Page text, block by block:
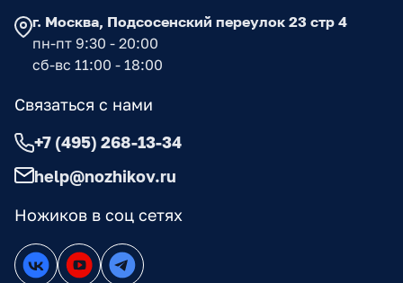
Ножиков в соц сетях
г. Москва, Подсосенский переулок 23 стр 4
пн-пт 9:30 - 20:00
сб-вс 11:00 - 18:00
Связаться с нами
+7 (495) 268-13-34
help@nozhikov.ru